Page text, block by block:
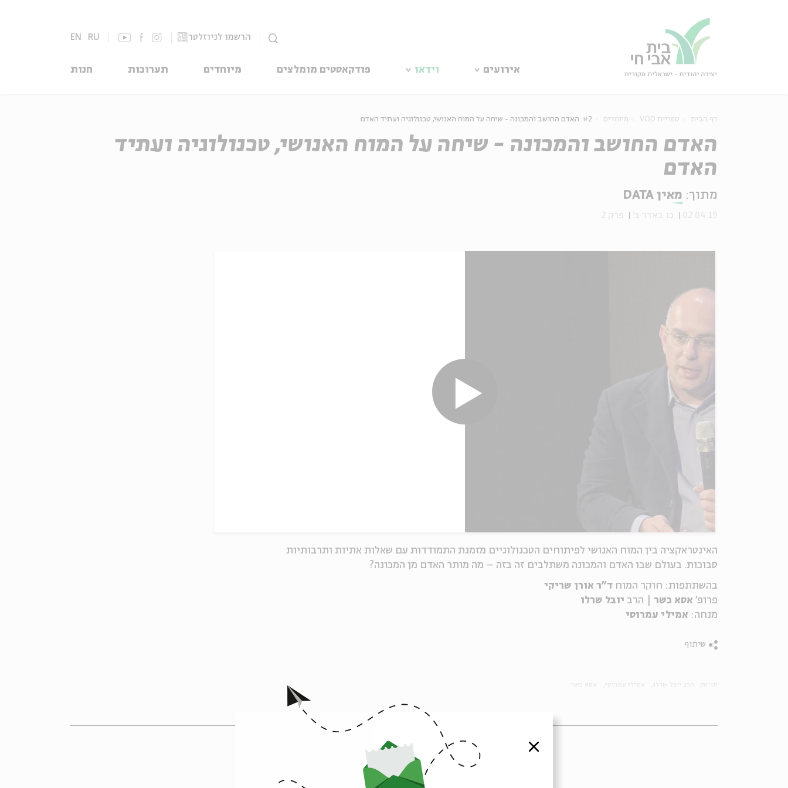
הרשמו לניוזלטר EN RU
אירועים וידאו פודקאסטים מומלצים מיוחדים תערוכות חנות
דף הבית ספריית VOD מיוחדים #2: האדם החושב והמכונה - שיחה על המוח האנושי, טכנולוגיה ועתיד האדם
האדם החושב והמכונה - שיחה על המוח האנושי, טכנולוגיה ועתיד
האדם
מתוך: מאין DATA
האינטראקציה בין המוח האנושי לפיתוחים הטכנולוגיים מזמנת התמודדות עם שאלות אתיות ותרבותיות
סבוכות. בעולם שבו האדם והמכונה משתלבים זה בזה – מה מותר האדם מן המכונה?
בהשתתפות: חוקר המוח ד"ר אורן שריקי
פרופ' אסא כשר | הרב יובל שרלו
מנחה: אמילי עמרוסי
שיתוף
סגור